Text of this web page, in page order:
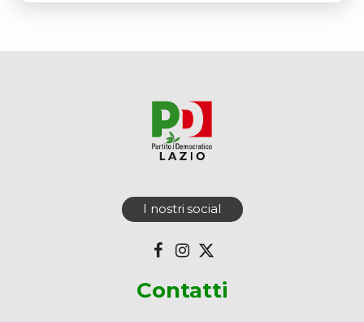
I nostri social
Contatti